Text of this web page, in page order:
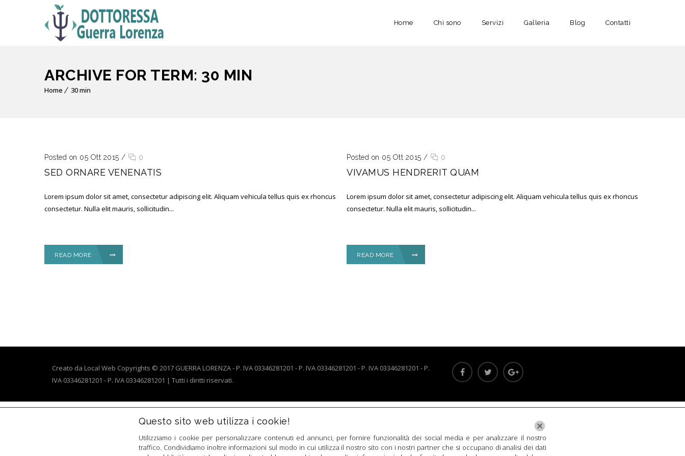
Home Chi sono Servizi Galleria Blog Contatti
ARCHIVE FOR TERM: 30 MIN
Home 30 min
Posted on 05 Ott 2015 / 0
SED ORNARE VENENATIS
Lorem ipsum dolor sit amet, consectetur adipiscing elit. Aliquam vehicula tellus quis ex rhoncus
consectetur. Nulla elit mauris, sollicitudin...
READ MORE
Posted on 05 Ott 2015 / 0
VIVAMUS HENDRERIT QUAM
Lorem ipsum dolor sit amet, consectetur adipiscing elit. Aliquam vehicula tellus quis ex rhoncus
consectetur. Nulla elit mauris, sollicitudin...
READ MORE
Creato da Local Web Copyrights © 2017 GUERRA LORENZA - P. IVA 03346281201 - P. IVA 03346281201 - P. IVA 03346281201 - P.
IVA 03346281201 - P. IVA 03346281201 | Tutti i diritti riservati.
Questo sito web utilizza i cookie!
Utilizziamo i cookie per personalizzare contenuti ed annunci, per fornire funzionalità dei social media e per analizzare il nostro
traffico. Condividiamo inoltre informazioni sul modo in cui utilizza il nostro sito con i nostri partner che si occupano di analisi dei dati